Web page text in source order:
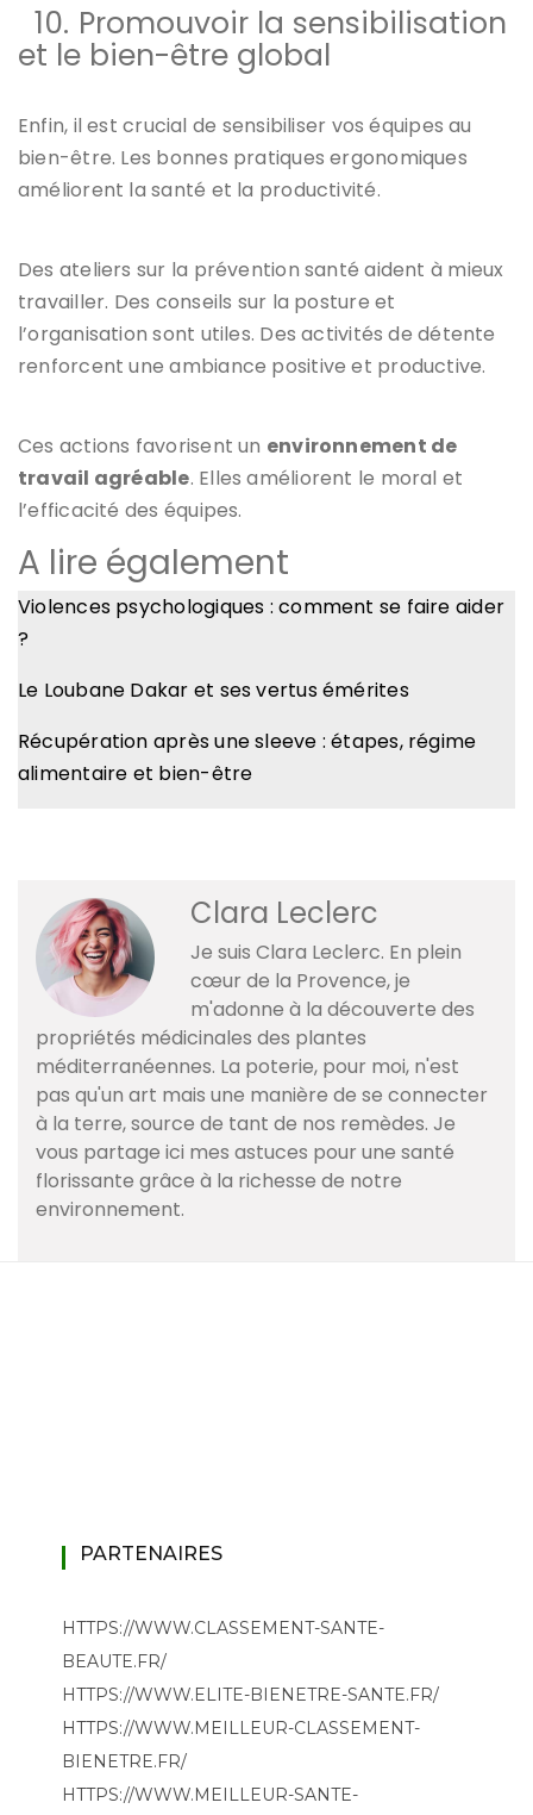
10. Promouvoir la sensibilisation
et le bien-être global
Enfin, il est crucial de sensibiliser vos équipes au
bien-être. Les bonnes pratiques ergonomiques
améliorent la santé et la productivité.
Des ateliers sur la prévention santé aident à mieux
travailler. Des conseils sur la posture et
l’organisation sont utiles. Des activités de détente
renforcent une ambiance positive et productive.
Ces actions favorisent un environnement de
travail agréable. Elles améliorent le moral et
l’efficacité des équipes.
A lire également
Violences psychologiques : comment se faire aider
?
Le Loubane Dakar et ses vertus émérites
Récupération après une sleeve : étapes, régime
alimentaire et bien-être
Clara Leclerc
Je suis Clara Leclerc. En plein
cœur de la Provence, je
m'adonne à la découverte des
propriétés médicinales des plantes
méditerranéennes. La poterie, pour moi, n'est
pas qu'un art mais une manière de se connecter
à la terre, source de tant de nos remèdes. Je
vous partage ici mes astuces pour une santé
florissante grâce à la richesse de notre
environnement.
PARTENAIRES
HTTPS://WWW.CLASSEMENT-SANTE-
BEAUTE.FR/
HTTPS://WWW.ELITE-BIENETRE-SANTE.FR/
HTTPS://WWW.MEILLEUR-CLASSEMENT-
BIENETRE.FR/
HTTPS://WWW.MEILLEUR-SANTE-